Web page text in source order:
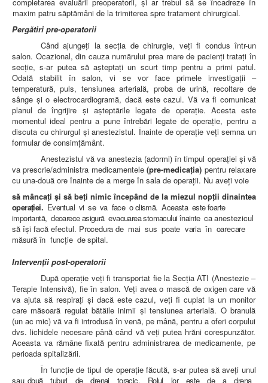
maxim patru săptămâni de la trimiterea spre tratament chirurgical.
Pergătiri pre-operatorii
Când ajungeţi la secţia de chirurgie, veţi fi condus într-un
salon. Ocazional, din cauza numărului prea mare de pacienţi trataţi în
secţie, s-ar putea să aşteptaţi un scurt timp pentru a primi patul.
Odată stabilit în salon, vi se vor face primele investigaţii –
temperatură, puls, tensiunea arterială, proba de urină, recoltare de
sânge şi o electrocardiogramă, dacă este cazul. Vă va fi comunicat
planul de îngrijire şi aşteptările legate de operaţie. Acesta este
momentul ideal pentru a pune întrebări legate de operaţie, pentru a
discuta cu chirurgul şi anestezistul. Înainte de operaţie veţi semna un
formular de consimţământ.
Anestezistul vă va anestezia (adormi) în timpul operaţiei şi vă
va prescrie/administra medicamentele(pre-medicaţia) pentru relaxare
cu una-două ore înainte de a merge în sala de operaţii. Nu aveţi voie
să mâncaţi şi să beţi nimic începând de la miezul nopţii dinaintea
operaţiei. Eventual vi se va face o clismă. Aceasta este foarte
importantă, deoarece asigură evacuarea stomacului înainte caanestezicul
să îşi facă efectul. Procedura de mai sus poate variaîn oarecare
măsură în funcţie despital.
Intervenţii post-operatorii
După operaţie veţi fi transportat fie la Secţia ATI (Anestezie –
Terapie Intensivă), fie în salon. Veţi avea o mască de oxigen care vă
va ajuta să respiraţi şi dacă este cazul, veţi fi cuplat la un monitor
care măsoară regulat bătăile inimii şi tensiunea arterială. O branulă
(un ac mic) vă va fi introdusă în venă, pe mână, pentru a oferi corpului
dvs. lichidele necesare până când vă veţi putea hrăni corespunzător.
Aceasta va rămâne fixată pentru administrarea de medicamente, pe
perioada spitalizării.
În funcţie de tipul de operaţie făcută, s-ar putea să aveţi unul
sau două tuburi de drenaj toracic. Rolul lor este de a drena